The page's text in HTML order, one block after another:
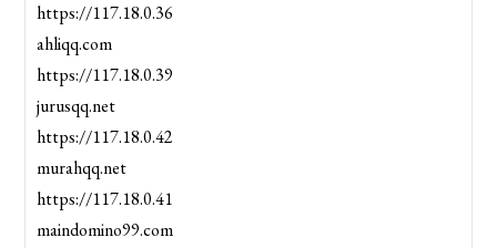
https://117.18.0.36
ahliqq.com
https://117.18.0.39
jurusqq.net
https://117.18.0.42
murahqq.net
https://117.18.0.41
maindomino99.com